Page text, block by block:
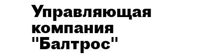
Управляющая
компания
"Балтрос"